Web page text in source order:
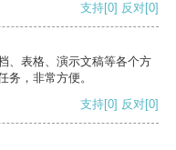
支持[0] 反对[0]
、表格、演示文稿等各个方
务，非常方便。
支持[0] 反对[0]